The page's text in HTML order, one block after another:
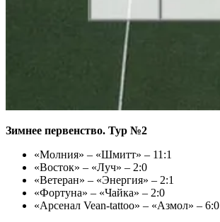
Зимнее первенство. Тур №2
«Молния» – «Шмитт» – 11:1
«Восток» – «Луч» – 2:0
«Ветеран» – «Энергия» – 2:1
«Фортуна» – «Чайка» – 2:0
«Арсенал Vean-tattoo» – «Азмол» – 6:0